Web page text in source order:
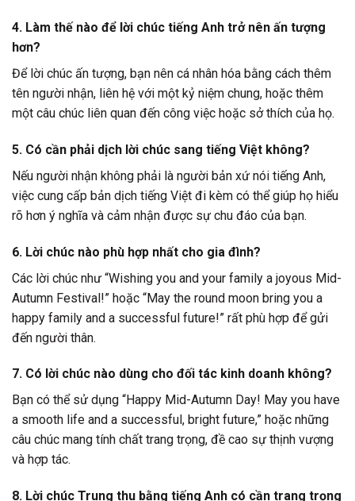
4. Làm thế nào để lời chúc tiếng Anh trở nên ấn tượng
hơn?
Để lời chúc ấn tượng, bạn nên cá nhân hóa bằng cách thêm
tên người nhận, liên hệ với một kỷ niệm chung, hoặc thêm
một câu chúc liên quan đến công việc hoặc sở thích của họ.
5. Có cần phải dịch lời chúc sang tiếng Việt không?
Nếu người nhận không phải là người bản xứ nói tiếng Anh,
việc cung cấp bản dịch tiếng Việt đi kèm có thể giúp họ hiểu
rõ hơn ý nghĩa và cảm nhận được sự chu đáo của bạn.
6. Lời chúc nào phù hợp nhất cho gia đình?
Các lời chúc như “Wishing you and your family a joyous Mid-
Autumn Festival!” hoặc “May the round moon bring you a
happy family and a successful future!” rất phù hợp để gửi
đến người thân.
7. Có lời chúc nào dùng cho đối tác kinh doanh không?
Bạn có thể sử dụng “Happy Mid-Autumn Day! May you have
a smooth life and a successful, bright future,” hoặc những
câu chúc mang tính chất trang trọng, đề cao sự thịnh vượng
và hợp tác.
8. Lời chúc Trung thu bằng tiếng Anh có cần trang trọng